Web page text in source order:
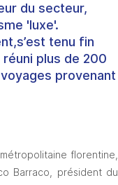
du secteur,
'luxe'.
tenu fin
plus de 200
provenant
florentine,
Barraco, président du